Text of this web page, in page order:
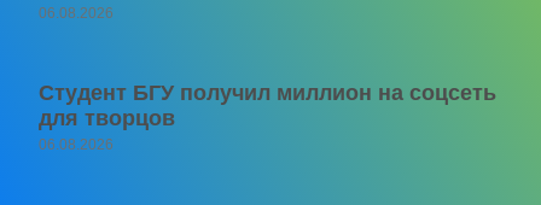
06.08.2026
Студент БГУ получил миллион на соцсеть
для творцов
06.08.2026